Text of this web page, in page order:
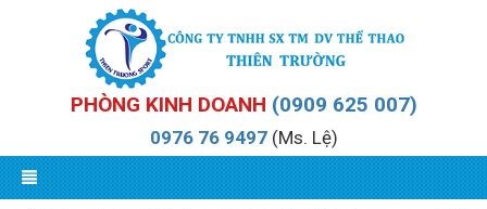
PHÒNG KINH DOANH (0909 625 007)
0976 76 9497(Ms. Lệ)